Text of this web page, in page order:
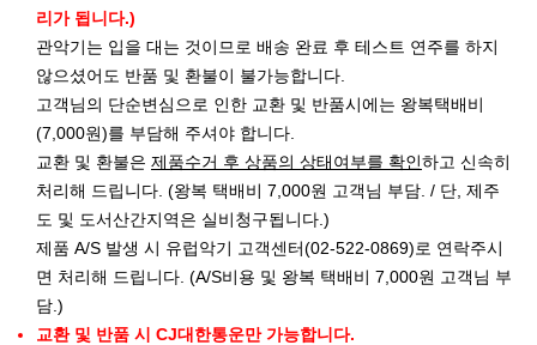
리가 됩니다.)
관악기는 입을 대는 것이므로 배송 완료 후 테스트 연주를 하지
않으셨어도 반품 및 환불이 불가능합니다.
고객님의 단순변심으로 인한 교환 및 반품시에는 왕복택배비
(7,000원)를 부담해 주셔야 합니다.
교환 및 환불은 제품수거 후 상품의 상태여부를 확인하고 신속히
처리해 드립니다. (왕복 택배비 7,000원 고객님 부담. / 단, 제주
도 및 도서산간지역은 실비청구됩니다.)
제품 A/S 발생 시 유럽악기 고객센터(02-522-0869)로 연락주시
면 처리해 드립니다. (A/S비용 및 왕복 택배비 7,000원 고객님 부
담.)
교환 및 반품 시 CJ대한통운만 가능합니다.